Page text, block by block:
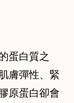
蛋白質之
膚彈性、緊
原蛋白卻會